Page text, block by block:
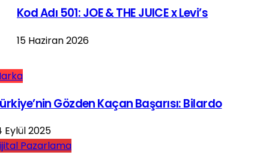
Kod Adı 501: JOE & THE JUICE x Levi’s
15 Haziran 2026
Gözden Kaçan Başarısı: Bilardo
Eylül 2025
Pazarlama